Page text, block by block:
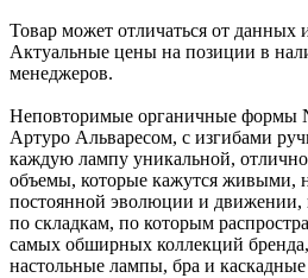
Товар может отличаться от данных
Актуальные цены на позиции в
менеджеров.
Неповторимые органичные формы
Артуро Альваресом, с изгибами
каждую лампу уникальной,
объемы, которые кажутся живыми,
постоянной эволюции и движении,
по складкам, по которым
самых обширных коллекций
настольные лампы, бра и